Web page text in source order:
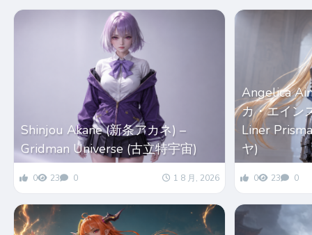
Shinjou Akane (新条アカネ) –
Gridman Universe (古立特宇宙)
0 23 0 1 8 月, 2026
Angelica
カ・エイン
Liner
ヤ)
0 23 0